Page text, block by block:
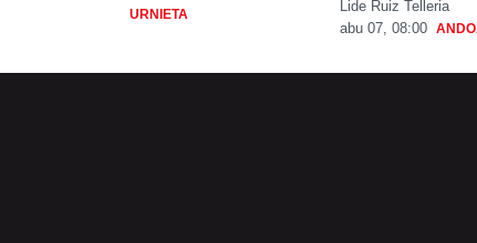
URNIETA
Lide Ruiz Telleria
abu 07, 08:00